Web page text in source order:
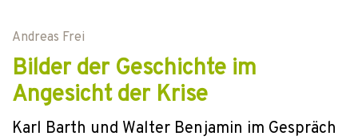
Andreas Frei
Bilder der Geschichte im
Angesicht der Krise
Karl Barth und Walter Benjamin im Gespräch